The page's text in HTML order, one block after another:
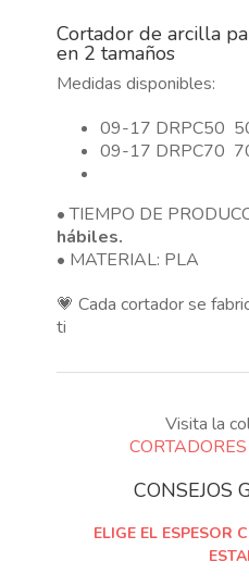
Cortador de arcilla
en 2 tamaños
Medidas disponibles:
09-17 DRPC50
09-17 DRPC70
• TIEMPO DE
hábiles.
• MATERIAL: PLA
💗 Cada cortador se
ti
Visita la
CONSEJOS
ELIGE EL ESPESOR